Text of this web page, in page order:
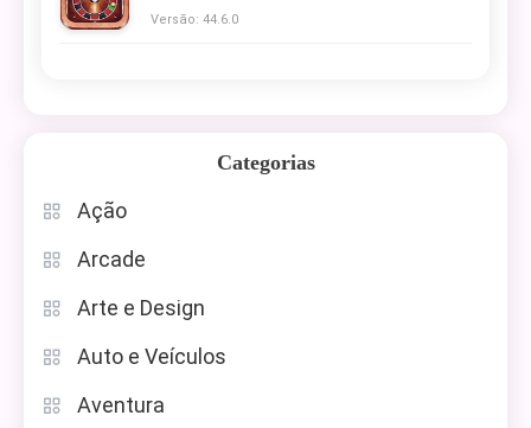
Versão: 44.6.0
Categorias
Ação
Arcade
Arte e Design
Auto e Veículos
Aventura